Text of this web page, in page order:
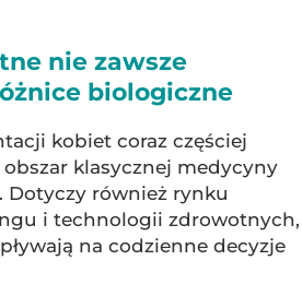
nie zawsze
biologiczne
kobiet coraz częściej
klasycznej medycyny
Dotyczy również rynku
i technologii zdrowotnych,
na codzienne decyzje